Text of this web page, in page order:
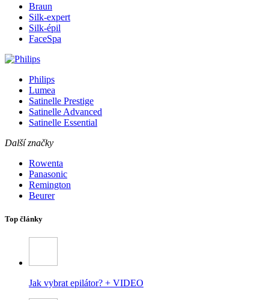
Braun
Silk-expert
Silk-épil
FaceSpa
Philips
Lumea
Satinelle Prestige
Satinelle Advanced
Satinelle Essential
Další značky
Rowenta
Panasonic
Remington
Beurer
Top články
Jak vybrat epilátor? + VIDEO